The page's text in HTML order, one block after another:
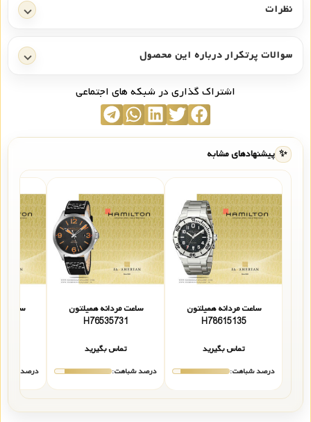
نظرات
سوالات پرتکرار درباره این محصول
اشتراک گذاری در شبکه های اجتماعی
✨ پیشنهادهای مشابه
ساعت مردانه همیلتون
H78615135
تماس بگیرید
درصد شباهت:
ساعت مردانه همیلتون
H76535731
تماس بگیرید
درصد شباهت:
ساعت
درصد